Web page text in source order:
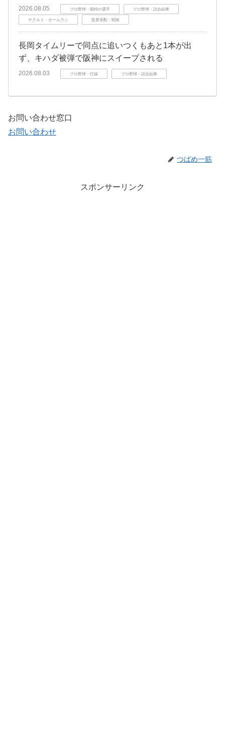
2026.08.05 プロ野球・期待の選手 プロ野球・試合結果
ヤクルト・ホームラン 監督采配・戦術
長岡タイムリーで同点に追いつくもあと1本が出
ず、キハダ被弾で阪神にスイープされる
2026.08.03 プロ野球・打線 プロ野球・試合結果
お問い合わせ窓口
お問い合わせ
つばめ一筋
スポンサーリンク